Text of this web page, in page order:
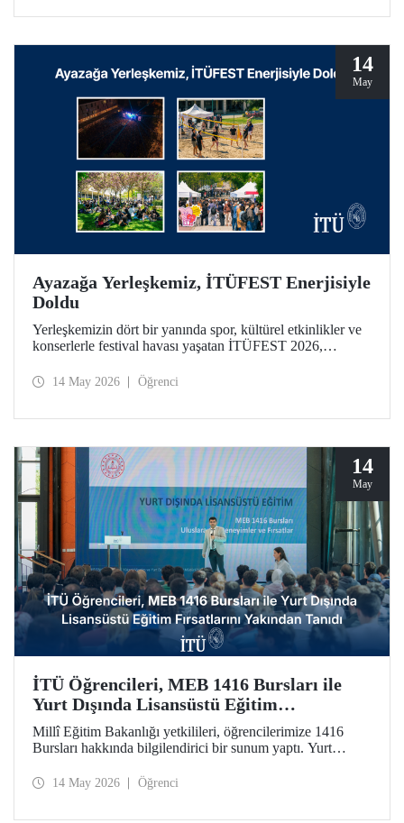
14
May
Ayazağa Yerleşkemiz, İTÜFEST Enerjisiyle
Doldu
Yerleşkemizin dört bir yanında spor, kültürel etkinlikler ve
konserlerle festival havası yaşatan İTÜFEST 2026,
14 May 2026 Öğrenci
14
May
İTÜ Öğrencileri, MEB 1416 Bursları ile
Yurt Dışında Lisansüstü Eğitim
Fırsatlarını Yakından Tanıdı
Millî Eğitim Bakanlığı yetkilileri, öğrencilerimize 1416
Bursları hakkında bilgilendirici bir sunum yaptı. Yurt
kamuda istihdam garantisiyle taçlandıran burslara ilginin
14 May 2026 Öğrenci